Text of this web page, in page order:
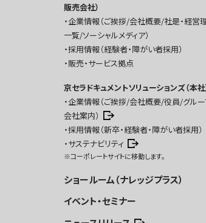
販売会社）
企業情報（ご挨拶/会社概要/社是・経営
一覧/ソーシャルメディア）
採用情報（経験者・障がい者採用）
販売・サービス拠点
京セラドキュメントソリューションズ（本社
企業情報（ご挨拶/会社概要/役員/グル
会社案内）
採用情報（新卒・経験者・障がい者採用）
サステナビリティ
※コーポレートサイトに移動します。
ショールーム（ナレッジプラス）
イベント・セミナー